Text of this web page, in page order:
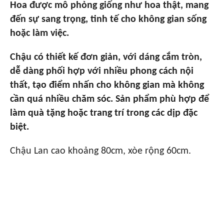
Hoa được mô phỏng giống như hoa thật, mang
đến sự sang trọng, tinh tế cho không gian sống
hoặc làm việc.
Chậu có thiết kế đơn giản, với dáng cắm tròn,
dễ dàng phối hợp với nhiều phong cách nội
thất, tạo điểm nhấn cho không gian mà không
cần quá nhiều chăm sóc. Sản phẩm phù hợp để
làm quà tặng hoặc trang trí trong các dịp đặc
biệt.
Chậu Lan cao khoảng 80cm, xòe rộng 60cm.